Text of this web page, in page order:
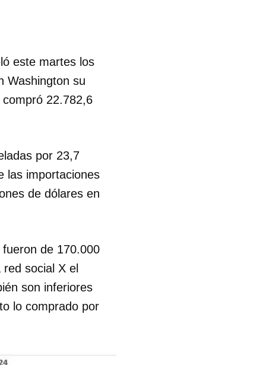
este martes los
Washington su
22.782,6
por 23,7
las importaciones
de dólares en
de 170.000
social X el
son inferiores
lo comprado por